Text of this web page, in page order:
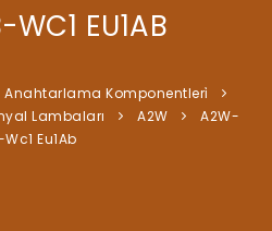
EU1AB
Anahtarlama Komponentleri̇
Lambaları
A2W
A2W-
Eu1Ab